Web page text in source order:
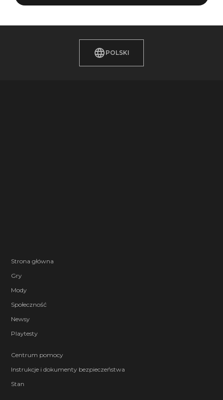
POLSKI
Strona główna
Gry
Mody
Społeczność
Newsy
Playtesty
Centrum pomocy
Instrukcje i dokumenty bezpieczeństwa
Stan